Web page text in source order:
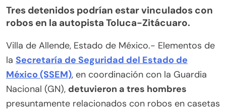
Tres detenidos podrían estar vinculados con
robos en la autopista Toluca-Zitácuaro.
Villa de Allende, Estado de México.- Elementos de
la Secretaría de Seguridad del Estado de
México (SSEM), en coordinación con la Guardia
Nacional (GN), detuvieron a tres hombres
presuntamente relacionados con robos en casetas